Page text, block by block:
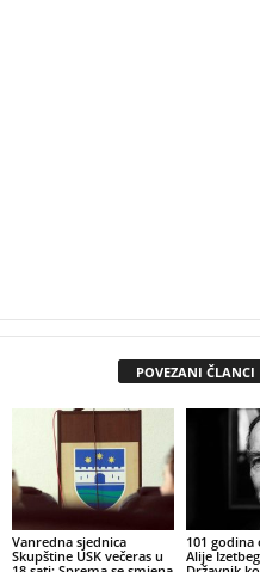
POVEZANI ČLANCI
Vanredna sjednica
Skupštine USK večeras u
101
Alije